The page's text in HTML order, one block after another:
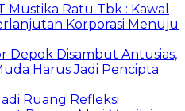
Mustika Ratu Tbk : Kawal
Korporasi Menuju
Depok Disambut Antusias,
Harus Jadi Pencipta
Ruang Refleksi